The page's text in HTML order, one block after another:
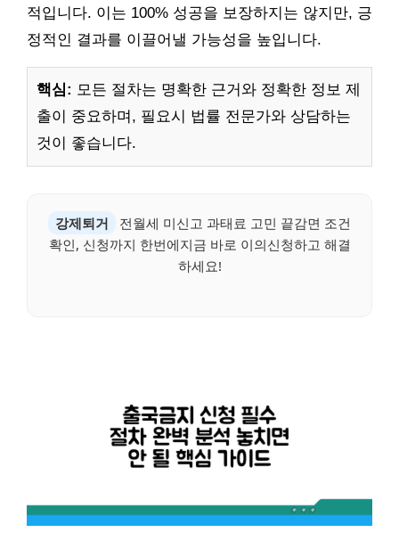
적입니다. 이는 100% 성공을 보장하지는 않지만, 긍
정적인 결과를 이끌어낼 가능성을 높입니다.
핵심: 모든 절차는 명확한 근거와 정확한 정보 제
출이 중요하며, 필요시 법률 전문가와 상담하는
것이 좋습니다.
강제퇴거
전월세 미신고 과태료 고민 끝감면 조건
확인, 신청까지 한번에지금 바로 이의신청하고 해결
하세요!